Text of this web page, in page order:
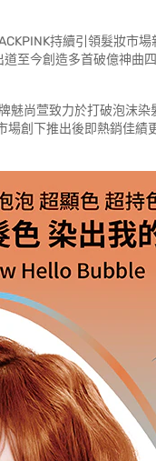
持續引領髮妝市
至今創造多首破億神曲
尚萱致力於打破泡沫染
創下推出後即熱銷佳績